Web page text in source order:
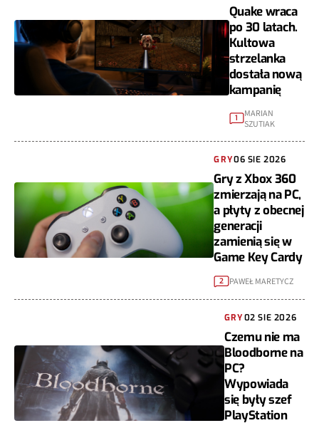
Quake wraca
po 30 latach.
Kultowa
strzelanka
dostała nową
kampanię
1
MARIAN
SZUTIAK
GRY06 SIE 2026
Gry z Xbox 360
zmierzają na PC,
a płyty z obecnej
generacji
zamienią się w
Game Key Cardy
2 PAWEŁ MARETYCZ
GRY02 SIE 2026
Czemu nie ma
Bloodborne na
PC?
Wypowiada
się były szef
PlayStation